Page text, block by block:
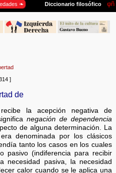
]
de
la acepción negativa de
negación de dependencia
de alguna determinación. La
denominada por los clásicos
tanto los casos en los cuales
pasivo (indiferencia para recibir
necesidad pasiva, la necesidad
calor cuando se le aplica una